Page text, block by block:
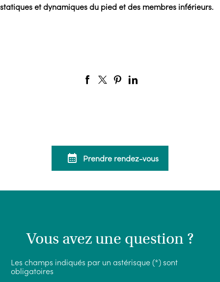
statiques et dynamiques du pied et des membres inférieurs.
calendar_month Prendre rendez-vous
Vous avez une question ?
Les champs indiqués par un astérisque (*) sont
obligatoires